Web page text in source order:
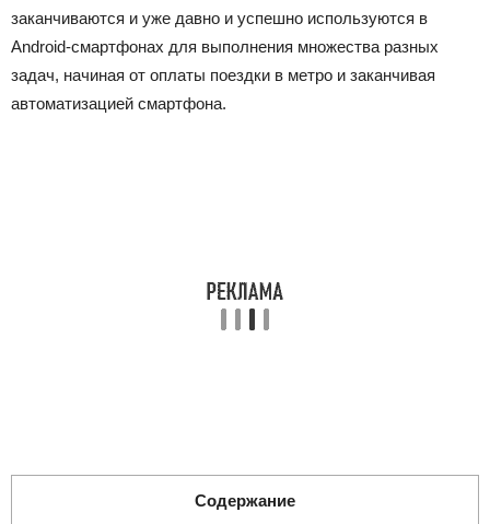
заканчиваются и уже давно и успешно используются в
Android-смартфонах для выполнения множества разных
задач, начиная от оплаты поездки в метро и заканчивая
автоматизацией смартфона.
Содержание